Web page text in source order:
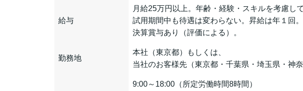
給与
月給25万円以上。年齢・経験・スキルを考慮して
試用期間中も待遇は変わらない。昇給は年１回。
決算賞与あり（評価による）。
勤務地
本社（東京都）もしくは、
当社のお客様先（東京都・千葉県・埼玉県・神奈
9:00～18:00（所定労働時間8時間）